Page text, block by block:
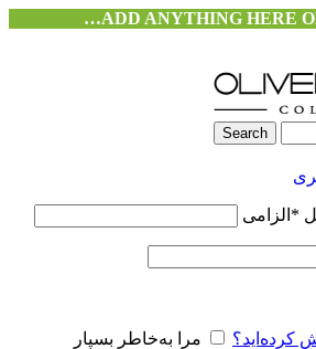
ADD ANYTHING HERE
Search
* الزامی
کرده‌اید؟ مرا به‌خاطر بسپار